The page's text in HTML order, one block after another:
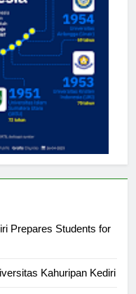
Prepares Students for
Kahuripan Kediri